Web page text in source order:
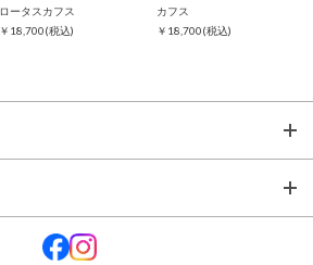
ロータスカフス
￥18,700(税込)
カフス
￥18,700(税込)